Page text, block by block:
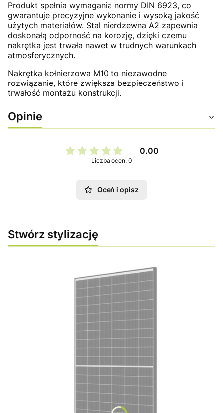
Produkt spełnia wymagania normy DIN 6923, co
gwarantuje precyzyjne wykonanie i wysoką jakość
użytych materiałów. Stal nierdzewna A2 zapewnia
doskonałą odporność na korozję, dzięki czemu
nakrętka jest trwała nawet w trudnych warunkach
atmosferycznych.
Nakrętka kołnierzowa M10 to niezawodne
rozwiązanie, które zwiększa bezpieczeństwo i
trwałość montażu konstrukcji.
Opinie
0.00
Liczba ocen: 0
Oceń i opisz
Stwórz stylizację